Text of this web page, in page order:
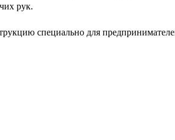
рук.
специально для